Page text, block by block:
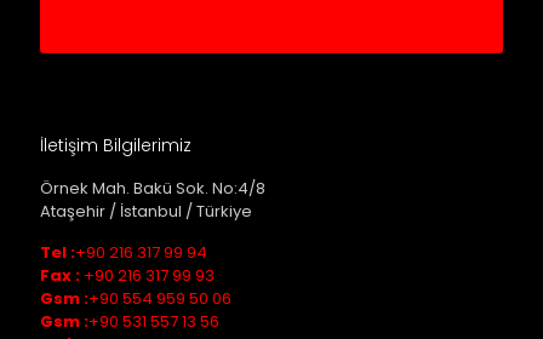
İletişim Bilgilerimiz
Örnek Mah. Bakü Sok. No:4/8
Ataşehir / İstanbul / Türkiye
Tel :+90 216 317 99 94
Fax : +90 216 317 99 93
Gsm :+90 554 959 50 06
Gsm :+90 531 557 13 56